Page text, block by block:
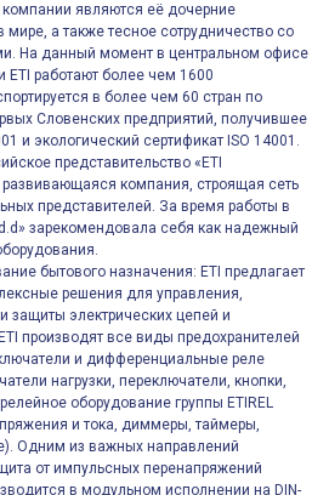
компании являются её дочерние
а также тесное сотрудничество со
На данный момент в центральном офисе
ETI работают более чем 1600
в более чем 60 стран по
Словенских предприятий, получившее
и экологический сертификат ISO 14001.
представительство «ETI
развивающаяся компания, строящая сеть
представителей. За время работы в
зарекомендовала себя как надежный
бытового назначения: ETI предлагает
решения для управления,
защиты электрических цепей и
производят все виды предохранителей
и дифференциальные реле
нагрузки, переключатели, кнопки,
оборудование группы ETIREL
и тока, диммеры, таймеры,
Одним из важных направлений
от импульсных перенапряжений
в модульном исполнении на DIN-